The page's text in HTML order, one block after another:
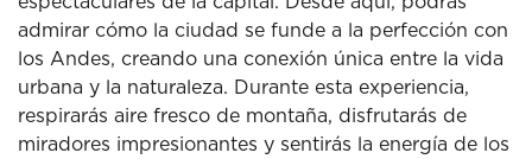
admirar cómo la ciudad se funde a la perfección con
los Andes, creando una conexión única entre la vida
urbana y la naturaleza. Durante esta experiencia,
respirarás aire fresco de montaña, disfrutarás de
miradores impresionantes y sentirás la energía de los